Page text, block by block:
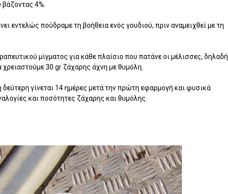
4%.
εντελώς πούδραμε τη βοήθεια ενός γουδιού, πριν αναμειχθεί με τη
μίγματος για κάθε πλαίσιο που πατάνε οι μέλισσες, δηλαδή
χρειαστούμε 30 gr ζάχαρης άχνη με θυμόλη.
δεύτερη γίνεται 14 ημέρες μετά την πρώτη εφαρμογή και φυσικά
και ποσότητες ζάχαρης και θυμόλης.